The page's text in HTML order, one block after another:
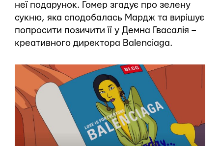
неї подарунок. Гомер згадує про зелену
сукню, яка сподобалась Мардж та вирішує
попросити позичити її у Демна Гвасалія –
креативного директора Balenciaga.